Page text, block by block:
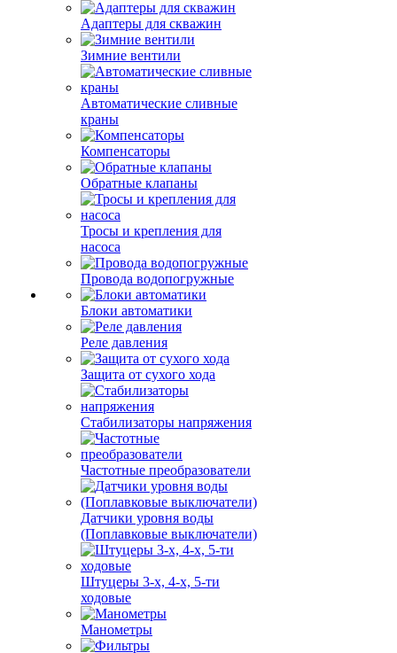
Адаптеры для скважин
Зимние вентили
Автоматические сливные
краны
Компенсаторы
Обратные клапаны
Тросы и крепления для
насоса
Провода водопогружные
Блоки автоматики
Реле давления
Защита от сухого хода
Стабилизаторы напряжения
Частотные преобразователи
Датчики уровня воды
(Поплавковые выключатели)
Штуцеры 3-х, 4-х, 5-ти
ходовые
Манометры